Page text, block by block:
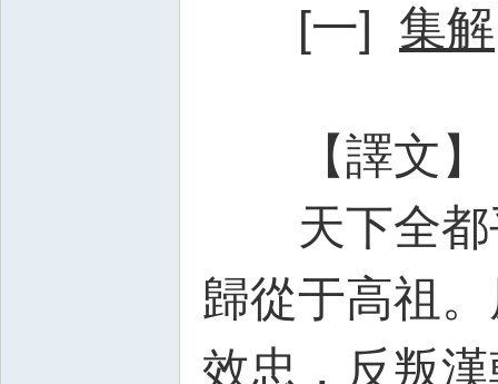
[一] 集解
【譯文】
天下全都
歸從于高祖
效忠，反叛